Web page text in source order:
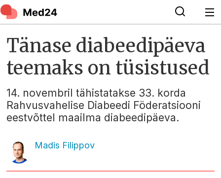
Tänase diabeedipäeva
teemaks on tüsistused
14. novembril tähistatakse 33. korda
Rahvusvahelise Diabeedi Föderatsiooni
eestvõttel maailma diabeedipäeva.
Madis Filippov